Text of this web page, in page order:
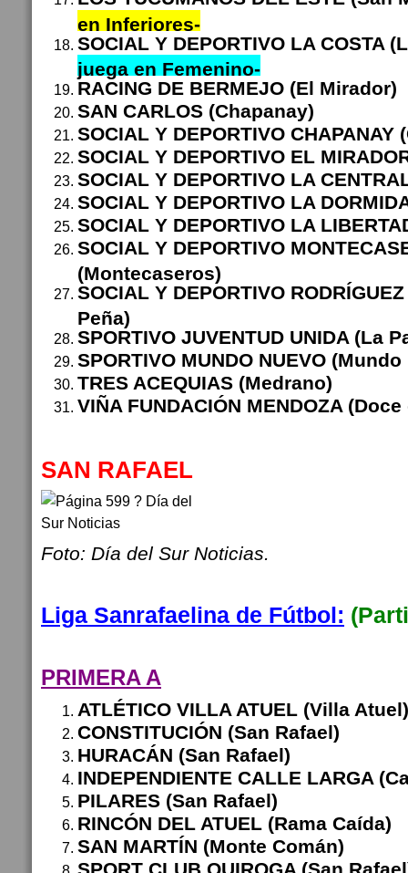
en Inferiores-
SOCIAL Y DEPORTIVO LA COSTA
juega en Femenino-
RACING DE BERMEJO (El Mirador)
SAN CARLOS (Chapanay)
SOCIAL Y DEPORTIVO
SOCIAL Y DEPORTIVO EL
SOCIAL Y DEPORTIVO LA
SOCIAL Y DEPORTIVO LA
SOCIAL Y DEPORTIVO LA
SOCIAL Y DEPORTIVO
(Montecaseros)
SOCIAL Y DEPORTIVO
Peña)
SPORTIVO JUVENTUD UNIDA (La
SPORTIVO MUNDO NUEVO
TRES ACEQUIAS (Medrano)
VIÑA FUNDACIÓN MENDOZA
SAN RAFAEL
Foto: Día del Sur Noticias.
Liga Sanrafaelina de Fútbol:
PRIMERA A
ATLÉTICO VILLA ATUEL (Villa Atuel)
CONSTITUCIÓN (San Rafael)
HURACÁN (San Rafael)
INDEPENDIENTE CALLE LARGA
PILARES (San Rafael)
RINCÓN DEL ATUEL (Rama Caída)
SAN MARTÍN (Monte Comán)